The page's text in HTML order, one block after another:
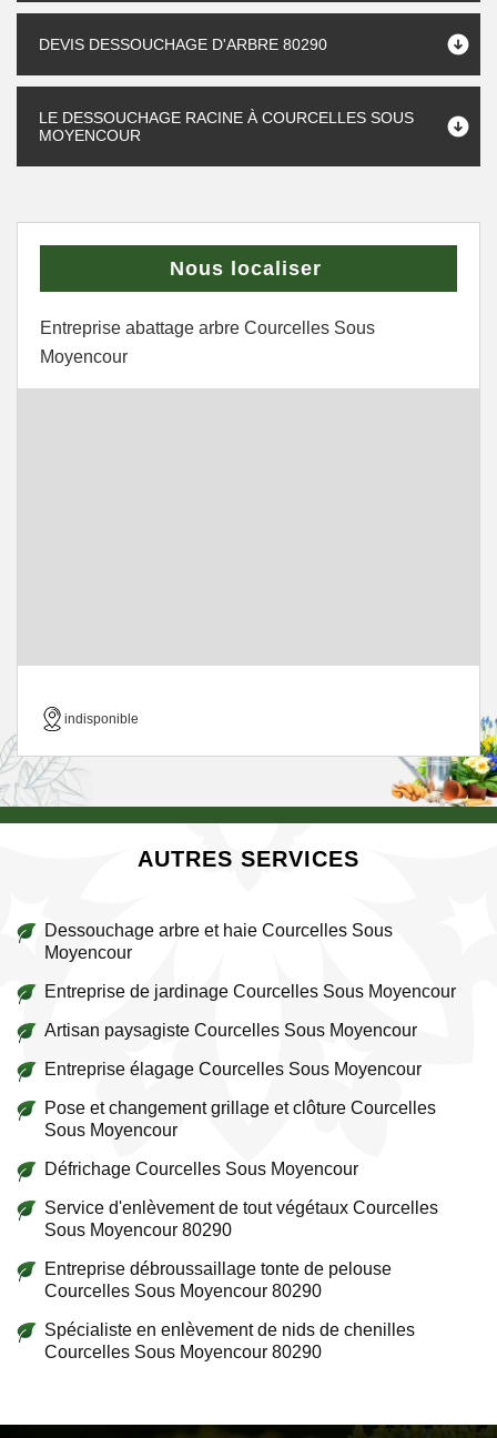
DEVIS DESSOUCHAGE D'ARBRE 80290
LE DESSOUCHAGE RACINE À COURCELLES SOUS
MOYENCOUR
Nous localiser
Entreprise abattage arbre Courcelles Sous
Moyencour
indisponible
AUTRES SERVICES
Dessouchage arbre et haie Courcelles Sous
Moyencour
Entreprise de jardinage Courcelles Sous Moyencour
Artisan paysagiste Courcelles Sous Moyencour
Entreprise élagage Courcelles Sous Moyencour
Pose et changement grillage et clôture Courcelles
Sous Moyencour
Défrichage Courcelles Sous Moyencour
Service d'enlèvement de tout végétaux Courcelles
Sous Moyencour 80290
Entreprise débroussaillage tonte de pelouse
Courcelles Sous Moyencour 80290
Spécialiste en enlèvement de nids de chenilles
Courcelles Sous Moyencour 80290